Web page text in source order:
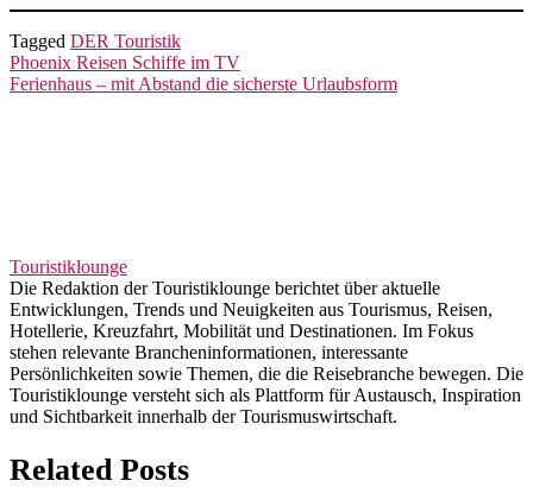
Tagged DER Touristik
Beitragsnavigation
Phoenix Reisen Schiffe im TV
Ferienhaus – mit Abstand die sicherste Urlaubsform
Touristiklounge
Die Redaktion der Touristiklounge berichtet über aktuelle
Entwicklungen, Trends und Neuigkeiten aus Tourismus, Reisen,
Hotellerie, Kreuzfahrt, Mobilität und Destinationen. Im Fokus
stehen relevante Brancheninformationen, interessante
Persönlichkeiten sowie Themen, die die Reisebranche bewegen. Die
Touristiklounge versteht sich als Plattform für Austausch, Inspiration
und Sichtbarkeit innerhalb der Tourismuswirtschaft.
Related Posts